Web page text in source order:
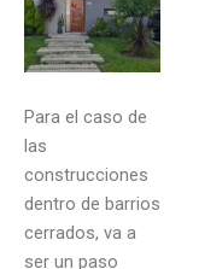
Para el caso de
las
construcciones
dentro de barrios
cerrados, va a
ser un paso